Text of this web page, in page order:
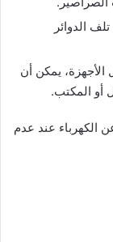
الدوائر
يمكن أن
أو المكتب.
الكهرباء عند عدم